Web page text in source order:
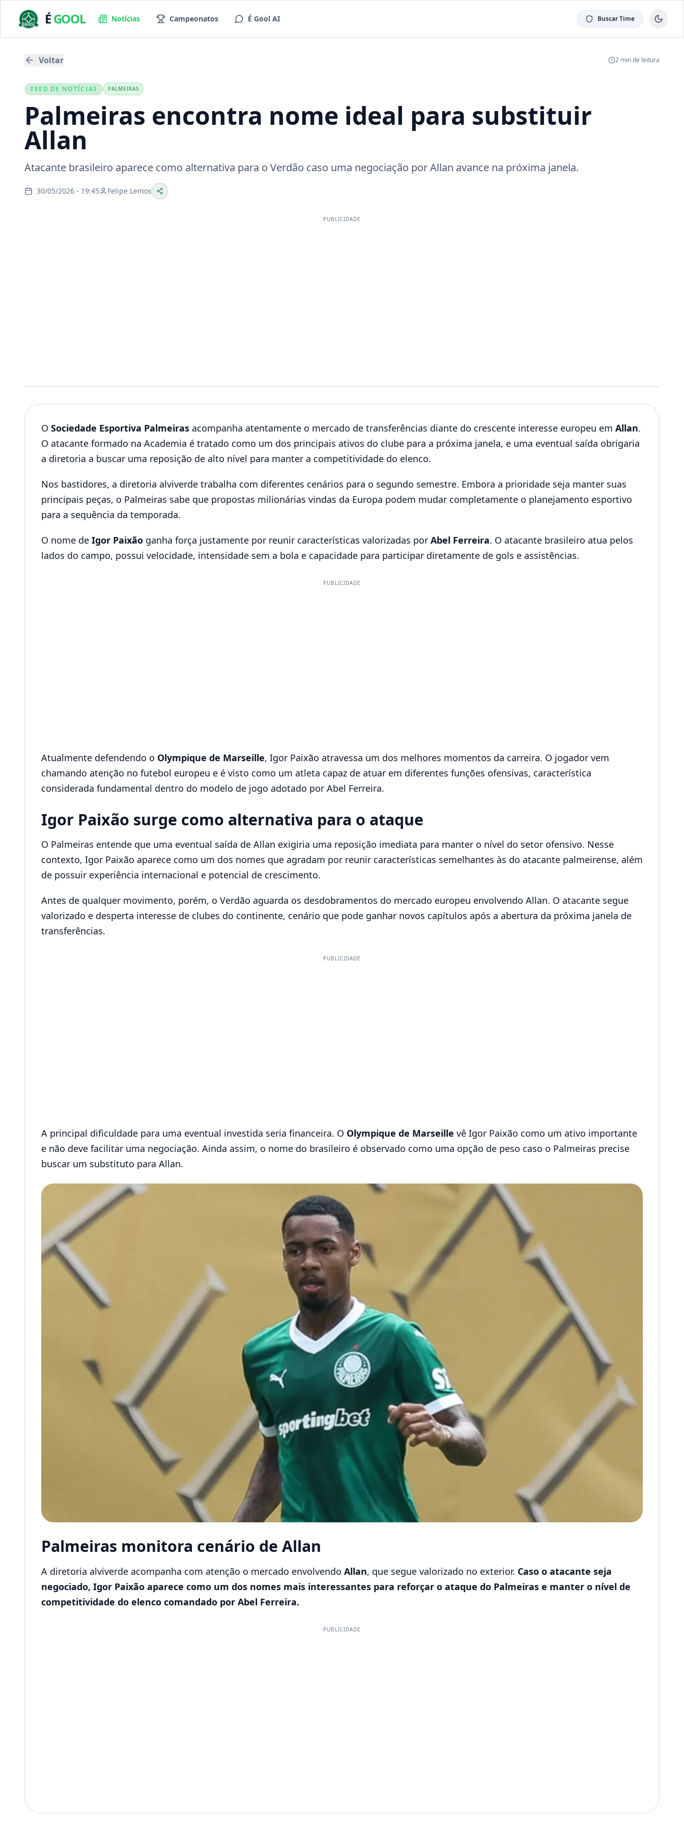
ÉGOOL Notícias Campeonatos É Gool AI Buscar Time
Voltar 2 min de leitura
FEED DE NOTÍCIAS PALMEIRAS
Palmeiras encontra nome ideal para substituir
Allan
Atacante brasileiro aparece como alternativa para o Verdão caso uma negociação por Allan avance na próxima janela.
30/05/2026 - 19:45 Felipe Lemos
PUBLICIDADE
O Sociedade Esportiva Palmeiras acompanha atentamente o mercado de transferências diante do crescente interesse europeu em Allan.
O atacante formado na Academia é tratado como um dos principais ativos do clube para a próxima janela, e uma eventual saída obrigaria
a diretoria a buscar uma reposição de alto nível para manter a competitividade do elenco.
Nos bastidores, a diretoria alviverde trabalha com diferentes cenários para o segundo semestre. Embora a prioridade seja manter suas
principais peças, o Palmeiras sabe que propostas milionárias vindas da Europa podem mudar completamente o planejamento esportivo
para a sequência da temporada.
O nome de Igor Paixão ganha força justamente por reunir características valorizadas por Abel Ferreira. O atacante brasileiro atua pelos
lados do campo, possui velocidade, intensidade sem a bola e capacidade para participar diretamente de gols e assistências.
PUBLICIDADE
Atualmente defendendo o Olympique de Marseille, Igor Paixão atravessa um dos melhores momentos da carreira. O jogador vem
chamando atenção no futebol europeu e é visto como um atleta capaz de atuar em diferentes funções ofensivas, característica
considerada fundamental dentro do modelo de jogo adotado por Abel Ferreira.
Igor Paixão surge como alternativa para o ataque
O Palmeiras entende que uma eventual saída de Allan exigiria uma reposição imediata para manter o nível do setor ofensivo. Nesse
contexto, Igor Paixão aparece como um dos nomes que agradam por reunir características semelhantes às do atacante palmeirense, além
de possuir experiência internacional e potencial de crescimento.
Antes de qualquer movimento, porém, o Verdão aguarda os desdobramentos do mercado europeu envolvendo Allan. O atacante segue
valorizado e desperta interesse de clubes do continente, cenário que pode ganhar novos capítulos após a abertura da próxima janela de
transferências.
PUBLICIDADE
A principal dificuldade para uma eventual investida seria financeira. O Olympique de Marseille vê Igor Paixão como um ativo importante
e não deve facilitar uma negociação. Ainda assim, o nome do brasileiro é observado como uma opção de peso caso o Palmeiras precise
buscar um substituto para Allan.
Palmeiras monitora cenário de Allan
A diretoria alviverde acompanha com atenção o mercado envolvendo Allan, que segue valorizado no exterior. Caso o atacante seja
negociado, Igor Paixão aparece como um dos nomes mais interessantes para reforçar o ataque do Palmeiras e manter o nível de
competitividade do elenco comandado por Abel Ferreira.
PUBLICIDADE